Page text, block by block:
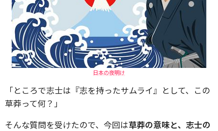
日本の夜明け
「ところで志士は『志を持ったサムライ』として、この
草莽って何？」
そんな質問を受けたので、今回は草莽の意味と、志士の